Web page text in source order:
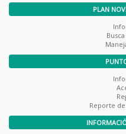
PLAN
Reporte